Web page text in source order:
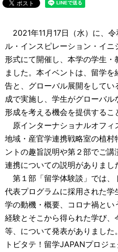
2021年11月17日（水）に、
ル・インスピレーション・イ
形式にて開催し、本学の学生・
ました。本イベントは、留学
告と、グローバル展開をして
成で実施し、学生がグローバ
形成を考える機会を提供するこ
原インターナショナルオフィ
地域・産官学連携戦略室の植
ントの趣旨説明や第２部でご
連携についての説明がありまし
第１部「留学体験談」では、
代表プログラムに採用された学
学の動機・概要、コロナ禍と
経験とそこから得られた学び、
等、について発表がありました
トビタテ！留学JAPANプロジ